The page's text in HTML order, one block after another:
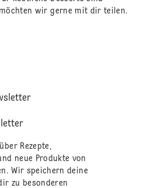
wir gerne mit dir teilen.
Rezepte,
neue Produkte von
Wir speichern deine
zu besonderen